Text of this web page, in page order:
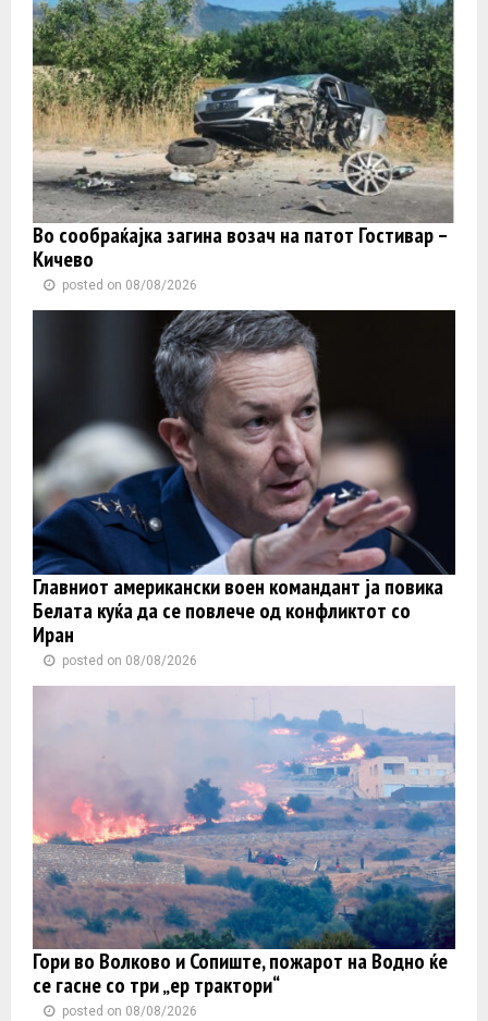
Во сообраќајка загина возач на патот Гостивар –
Кичево
posted on 08/08/2026
Главниот американски воен командант ја повика
Белата куќа да се повлече од конфликтот со
Иран
posted on 08/08/2026
Гори во Волково и Сопиште, пожарот на Водно ќе
се гасне со три „ер трактори“
posted on 08/08/2026